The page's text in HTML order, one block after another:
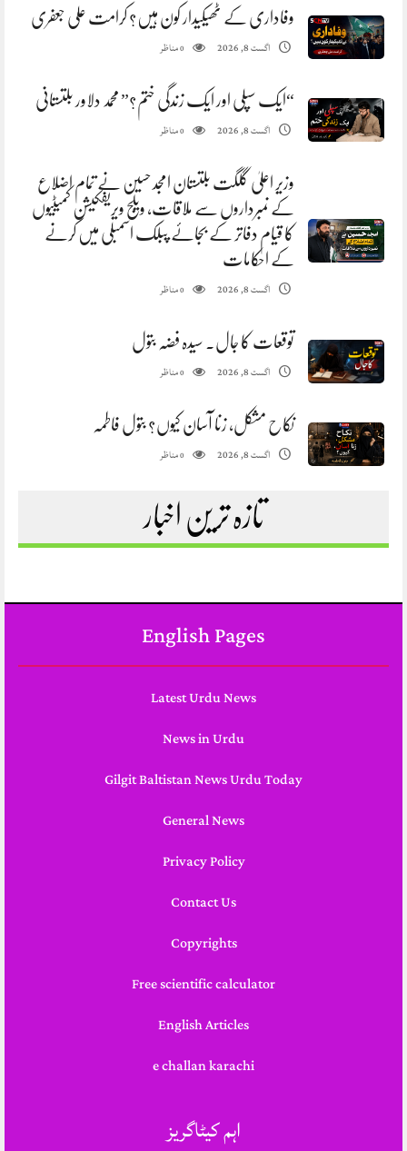
وفاداری کے ٹھیکیدار کون ہیں؟ کرامت علی جعفری
اگست 8, 2026 0مناظر
“ایک سپلی اور ایک زندگی ختم؟” محمد دلاور بلتستانی
اگست 8, 2026 0مناظر
وزیر اعلیٰ گلگت بلتستان امجد حسین نے تمام اضلاع
کے نمبرداروں سے ملاقات، ویلج ویریفکیشن کمیٹیوں
کا قیام دفاتر کے بجائے پبلک اسمبلی میں کرنے
کے احکامات
اگست 8, 2026 0مناظر
توقعات کا جال. سیدہ فضہ بتول
اگست 8, 2026 0مناظر
نکاح مشکل، زنا آسان کیوں؟ بتول فاطمہ
اگست 8, 2026 0مناظر
تازہ ترین اخبار
English Pages
Latest Urdu News
News in Urdu
Gilgit Baltistan News Urdu Today
General News
Privacy Policy
Contact Us
Copyrights
Free scientific calculator
English Articles
e challan karachi
اہم کیٹاگریز